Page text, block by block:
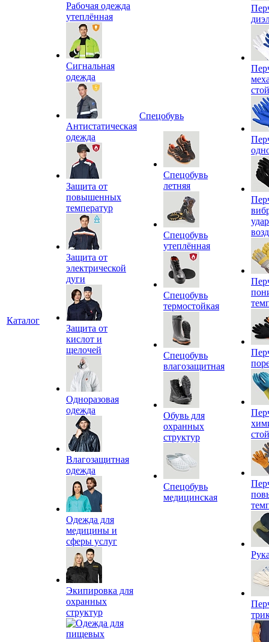
Каталог
Рабочая одежда
утеплённая
Сигнальная
одежда
Антистатическая
одежда
Защита от
повышенных
температур
Защита от
электрической
дуги
Защита от
кислот и
щелочей
Одноразовая
одежда
Влагозащитная
одежда
Одежда для
медицины и
сферы услуг
Экипировка для
охранных
структур
Спецобувь
Спецобувь
летняя
Спецобувь
утеплённая
Спецобувь
термостойкая
Спецобувь
влагозащитная
Обувь для
охранных
структур
Спецобувь
медицинская